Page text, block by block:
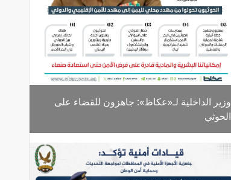
وزير الداخلية لـ«عكاظ»: جاهزون للقضاء على
الحوثي